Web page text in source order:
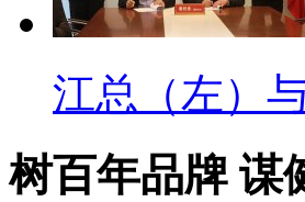
江总（左）
树百年品牌 谋